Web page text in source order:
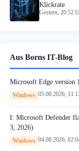
Klickrate
Gestern, 20:52
Aus Borns IT-Blog
Microsoft Edge version
Windows 05.08.2026,
I: Microsoft Defender
3, 2026)
Windows 04.08.2026,